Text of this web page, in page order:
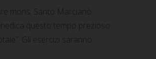
mons. Santo Marcianò.
questo tempo prezioso
Gli esercizi saranno